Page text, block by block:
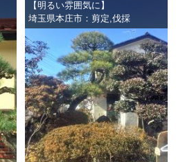
【明るい雰囲気に】
埼玉県本庄市：剪定,伐採